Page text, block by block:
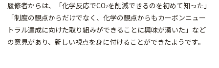
履修者からは、「化学反応でCO2を削減できるのを初めて知った」
「制度の観点からだけでなく、化学の観点からもカーボンニュー
トラル達成に向けた取り組みができることに興味が湧いた」など
の意見があり、新しい視点を身に付けることができたようです。